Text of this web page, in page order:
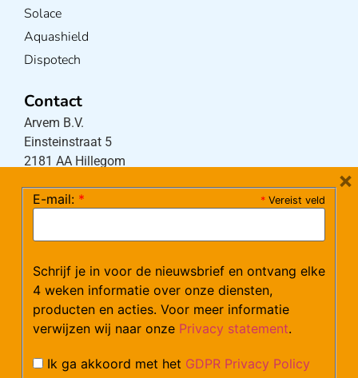
Solace
Aquashield
Dispotech
Contact
Arvem B.V.
Einsteinstraat 5
2181 AA Hillegom
(maandag – donderdag 08:30-17:15 uur / vrijdag
Mail:klantenservice@arvem.nl
Werken bij Arvem?
* Vereist veld
E-mail: *
Schrijf je in voor de nieuwsbrief en ontvang elke
4 weken informatie over onze diensten,
producten en acties. Voor meer informatie
verwijzen wij naar onze Privacy statement.
Ik ga akkoord met het GDPR Privacy Policy
×